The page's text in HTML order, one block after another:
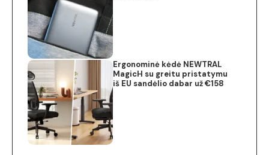
Ergonominė kėdė NEWTRAL
MagicH su greitu pristatymu
iš EU sandėlio dabar už €158